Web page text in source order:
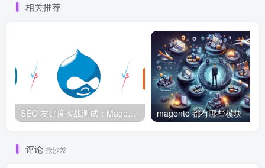
相关推荐
SEO 友好度实战测试：Magento、WordPress、Drupal 在核心 SEO 要素上的表现对比 magento 都有哪些模块
评论 抢沙发